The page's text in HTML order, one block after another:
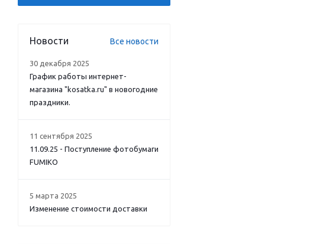
Новости Все новости
30 декабря 2025
График работы интернет-
магазина "kosatka.ru" в новогодние
праздники.
11 сентября 2025
11.09.25 - Поступление фотобумаги
FUMIKO
5 марта 2025
Изменение стоимости доставки